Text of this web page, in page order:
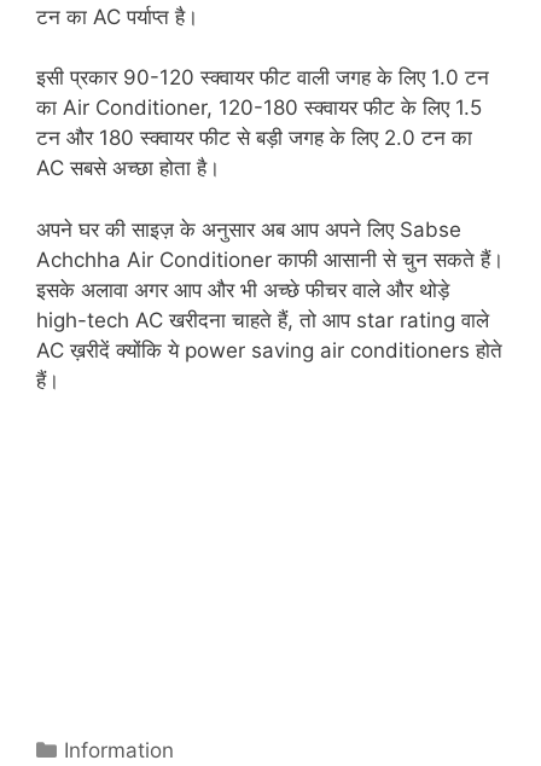
टन का AC पर्याप्त है।
इसी प्रकार 90-120 स्क्वायर फीट वाली जगह के लिए 1.0 टन
का Air Conditioner, 120-180 स्क्वायर फीट के लिए 1.5
टन और 180 स्क्वायर फीट से बड़ी जगह के लिए 2.0 टन का
AC सबसे अच्छा होता है।
अपने घर की साइज़ के अनुसार अब आप अपने लिए Sabse
Achchha Air Conditioner काफी आसानी से चुन सकते हैं।
इसके अलावा अगर आप और भी अच्छे फीचर वाले और थोड़े
high-tech AC खरीदना चाहते हैं, तो आप star rating वाले
AC ख़रीदें क्योंकि ये power saving air conditioners होते
हैं।
Categories
Information